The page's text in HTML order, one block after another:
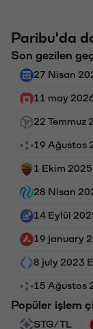
Paribu'da
Son gezilen
27 Nisan
11 may
22 Temmuz
19 Ağustos
1 Ekim
28 Nisan
14 Eylül
19 january
8 july 2023
15 Ağustos
Popüler işlem
STG/TL